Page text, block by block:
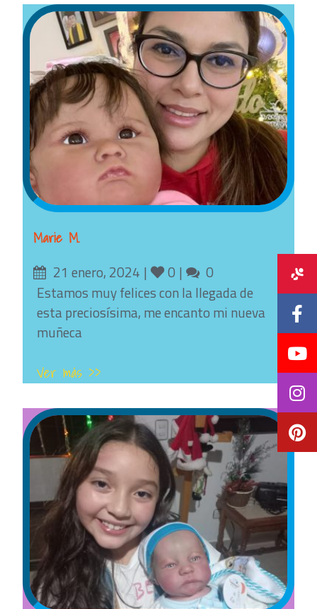
Marie M.
Posted
on
21 enero, 2024 Likes
0 Comments
0
Estamos muy felices con la llegada de
esta preciosísima, me encanto mi nueva
muñeca
Ver más >>